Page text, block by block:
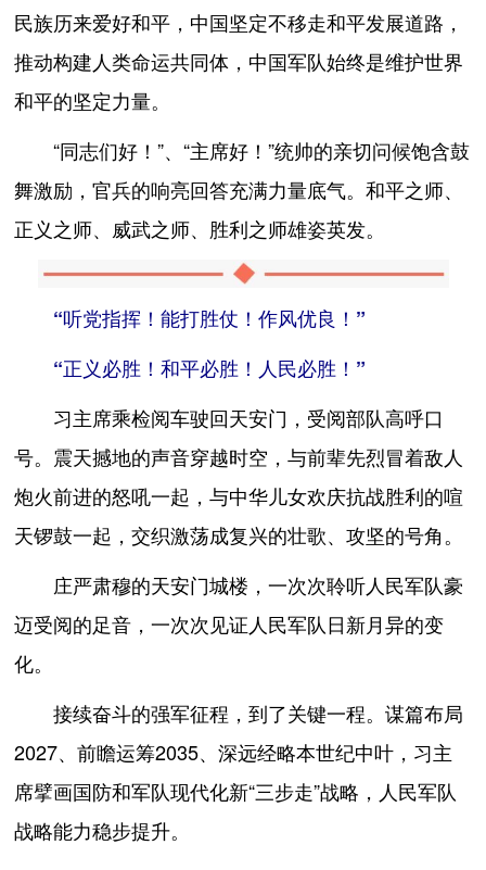
民族历来爱好和平，中国坚定不移走和平发展道路，
推动构建人类命运共同体，中国军队始终是维护世界
和平的坚定力量。
“同志们好！”、“主席好！”统帅的亲切问候饱含鼓
舞激励，官兵的响亮回答充满力量底气。和平之师、
正义之师、威武之师、胜利之师雄姿英发。
“听党指挥！能打胜仗！作风优良！”
“正义必胜！和平必胜！人民必胜！”
习主席乘检阅车驶回天安门，受阅部队高呼口
号。震天撼地的声音穿越时空，与前辈先烈冒着敌人
炮火前进的怒吼一起，与中华儿女欢庆抗战胜利的喧
天锣鼓一起，交织激荡成复兴的壮歌、攻坚的号角。
庄严肃穆的天安门城楼，一次次聆听人民军队豪
迈受阅的足音，一次次见证人民军队日新月异的变
化。
接续奋斗的强军征程，到了关键一程。谋篇布局
2027、前瞻运筹2035、深远经略本世纪中叶，习主
席擘画国防和军队现代化新“三步走”战略，人民军队
战略能力稳步提升。